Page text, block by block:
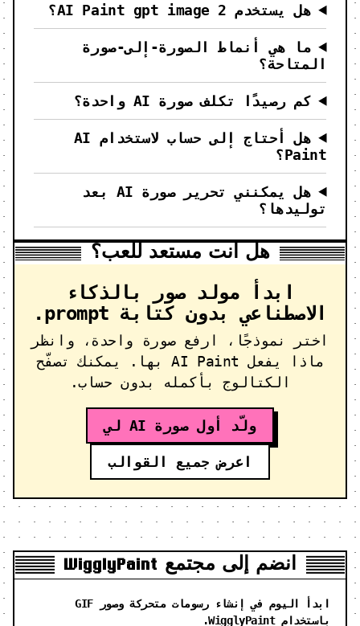
هل يستخدم AI Paint gpt image 2؟
ما هي أنماط الصورة-إلى-صورة
المتاحة؟
كم رصيدًا تكلف صورة AI واحدة؟
هل أحتاج إلى حساب لاستخدام AI
Paint؟
هل يمكنني تحرير صورة AI بعد
توليدها؟
هل أنت مستعد للعب؟
ابدأ مولد صور بالذكاء
الاصطناعي بدون كتابة prompt.
اختر نموذجًا، ارفع صورة واحدة، وانظر
ماذا يفعل AI Paint بها. يمكنك تصفّح
الكتالوج بأكمله بدون حساب.
ولّد أول صورة AI لي
اعرض جميع القوالب
انضم إلى مجتمع WigglyPaint
ابدأ اليوم في إنشاء رسومات متحركة وصور GIF
باستخدام WigglyPaint.